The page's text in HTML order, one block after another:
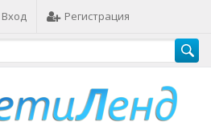
Вход Регистрация